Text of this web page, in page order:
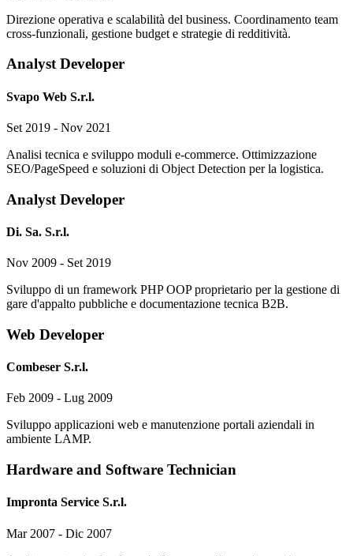
Direzione operativa e scalabilità del business. Coordinamento team
cross-funzionali, gestione budget e strategie di redditività.
Analyst Developer
Svapo Web S.r.l.
Set 2019 - Nov 2021
Analisi tecnica e sviluppo moduli e-commerce. Ottimizzazione
SEO/PageSpeed e soluzioni di Object Detection per la logistica.
Analyst Developer
Di. Sa. S.r.l.
Nov 2009 - Set 2019
Sviluppo di un framework PHP OOP proprietario per la gestione di
gare d'appalto pubbliche e documentazione tecnica B2B.
Web Developer
Combeser S.r.l.
Feb 2009 - Lug 2009
Sviluppo applicazioni web e manutenzione portali aziendali in
ambiente LAMP.
Hardware and Software Technician
Impronta Service S.r.l.
Mar 2007 - Dic 2007